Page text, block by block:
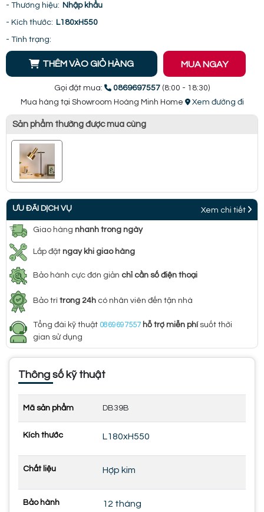
- Thương hiệu: Nhập khẩu
- Kích thước: L180xH550
- Tình trạng:
THÊM VÀO GIỎ HÀNG MUA NGAY
Gọi đặt mua: 0869697557 (8:00 - 18:30)
Mua hàng tại Showroom Hoàng Minh Home
Xem đường đi
Sản phẩm thường được mua cùng
ƯU ĐÃI DỊCH VỤ Xem chi tiết
Giao hàng nhanh trong ngày
Lắp đặt ngay khi giao hàng
Bảo hành cực đơn giản chỉ cần số điện thoại
Bảo trì trong 24h có nhân viên đến tận nhà
Tổng đài kỹ thuật 0869697557 hỗ trợ miễn phísuốt thời
gian sử dụng
Thông số kỹ thuật
Mã sản phẩm DB39B
Kích thước L180xH550
Chất liệu Hợp kim
Bảo hành 12 tháng